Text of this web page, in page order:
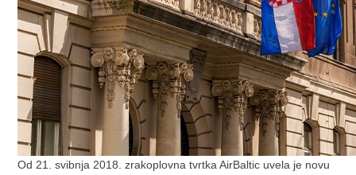
Od 21. svibnja 2018. zrakoplovna tvrtka AirBaltic uvela je novu